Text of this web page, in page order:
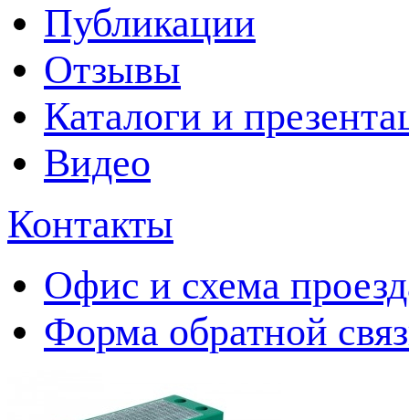
Публикации
Отзывы
Каталоги и
Видео
Контакты
Офис и схема
Форма обратной